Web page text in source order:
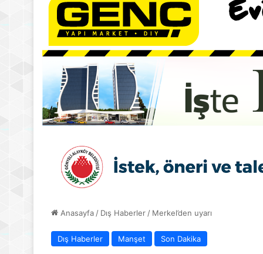
Anasayfa / Dış Haberler / Merkel’den uyarı
Dış Haberler Manşet Son Dakika